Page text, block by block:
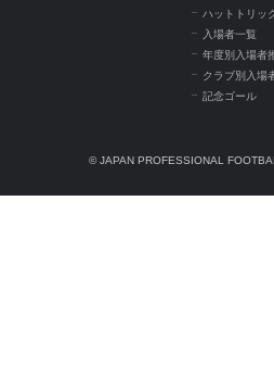
ハットトリッ
入場者一覧
年度別入場者
クラブ別入場
記念ゴール
© JAPAN PROFESSIONAL